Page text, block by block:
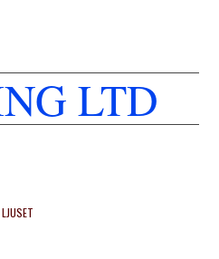
LTD